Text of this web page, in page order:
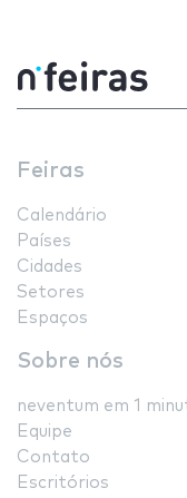
Feiras
Calendário
Países
Cidades
Setores
Espaços
Sobre nós
neventum em 1
Equipe
Contato
Escritórios